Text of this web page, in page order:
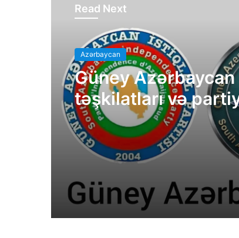
Read Next
Azərbaycan
Güney Azərbaycan
təşkilatları və
bəyanatı